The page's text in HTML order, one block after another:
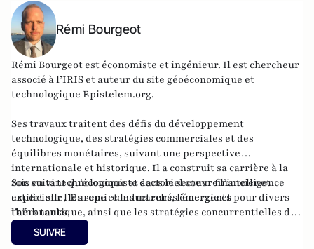
Rémi Bourgeot
Rémi Bourgeot est économiste et ingénieur. Il est chercheur
associé à l’IRIS et auteur du site géoéconomique et
technologique Epistelem.org.
Ses travaux traitent des défis du développement
technologique, des stratégies commerciales et des
équilibres monétaires, suivant une perspective
internationale et historique. Il a construit sa carrière à la
fois en tant qu’économiste dans le secteur financier et
expert sur l’Europe et les marchés émergents pour divers
think tanks.
Son suivi technologique et sectoriel couvre l’intelligence
artificielle, les semi-conducteurs, l’énergie et
l’aéronautique, ainsi que les stratégies concurrentielles des
grandes puissances dans ces domaines. Ingénieur de l’ISAE-
Supaéro, il est également titulaire d’un master de l’École
SUIVRE